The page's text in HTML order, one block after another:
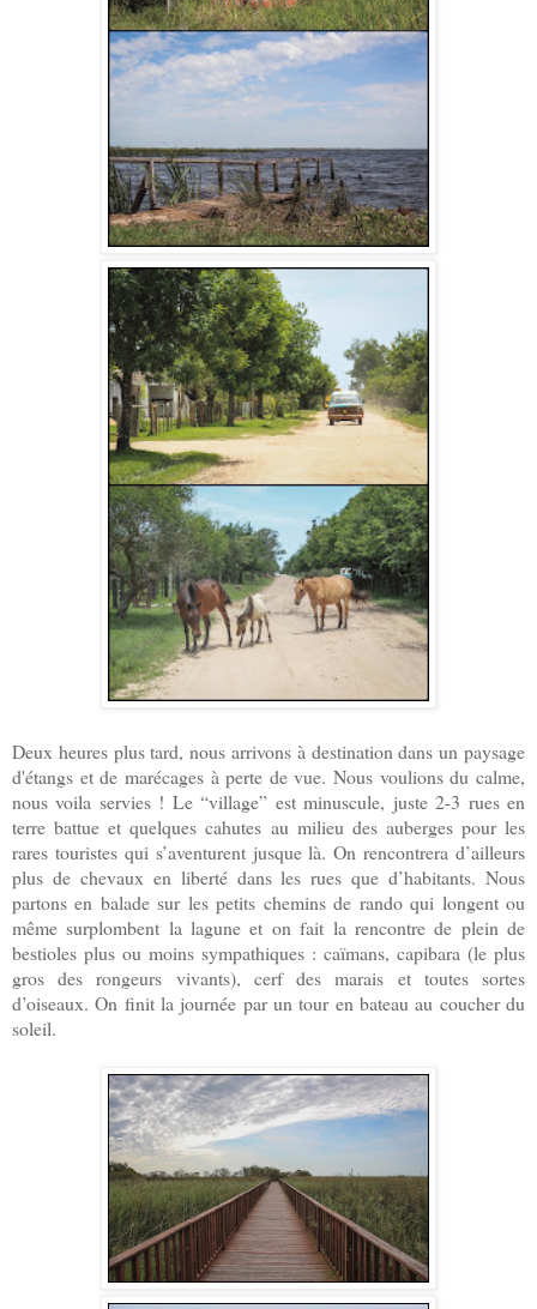
Deux heures plus tard, nous arrivons à destination dans un paysage
d'étangs et de marécages à perte de vue. Nous voulions du calme,
nous voila servies ! Le “village” est minuscule, juste 2-3 rues en
terre battue et quelques cahutes au milieu des auberges pour les
rares touristes qui s’aventurent jusque là. On rencontrera d’ailleurs
plus de chevaux en liberté dans les rues que d’habitants. Nous
partons en balade sur les petits chemins de rando qui longent ou
même surplombent la lagune et on fait la rencontre de plein de
bestioles plus ou moins sympathiques : caïmans, capibara (le plus
gros des rongeurs vivants), cerf des marais et toutes sortes
d’oiseaux. On finit la journée par un tour en bateau au coucher du
soleil.